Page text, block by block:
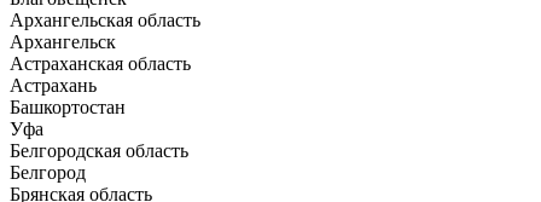
Архангельская область
Архангельск
Астраханская область
Астрахань
Башкортостан
Уфа
Белгородская область
Белгород
Брянская область